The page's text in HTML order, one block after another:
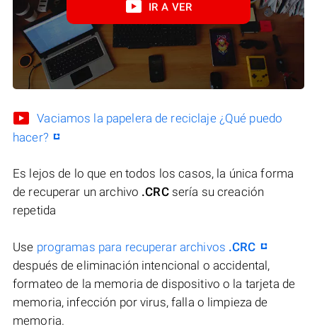
IR A VER
Vaciamos la papelera de reciclaje ¿Qué puedo
hacer?
Es lejos de lo que en todos los casos, la única forma
de recuperar un archivo .CRCsería su creación
repetida
Use programas para recuperar archivos .CRC
después de eliminación intencional o accidental,
formateo de la memoria de dispositivo o la tarjeta de
memoria, infección por virus, falla o limpieza de
memoria.